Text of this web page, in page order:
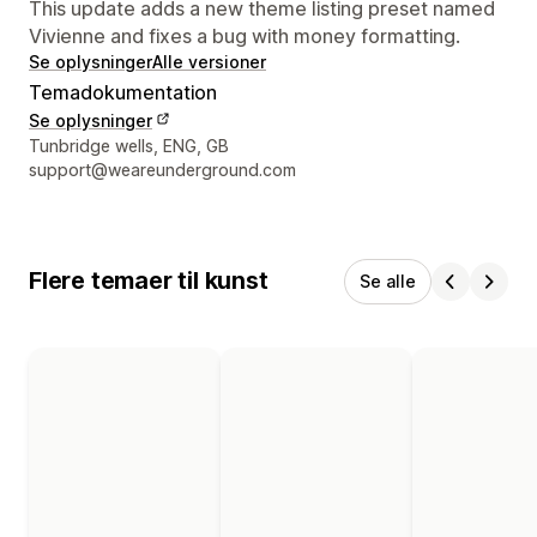
This update adds a new theme listing preset named
Vivienne and fixes a bug with money formatting.
Se oplysningerAlle versioner
Temadokumentation
Se oplysninger
Se kontaktoplysninger
Tunbridge wells, ENG, GB
support@weareunderground.com
Flere temaer til kunst Se alle